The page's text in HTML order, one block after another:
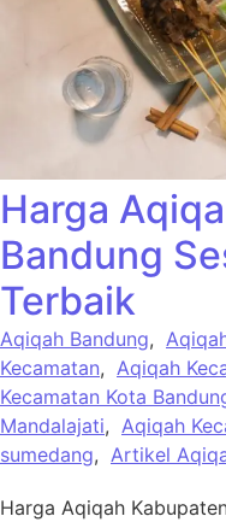
Harga
Bandung
Terbaik
Aqiqah Bandung,
Kecamatan, Aqiqah
Kecamatan Kota
Mandalajati, Aqiqah
sumedang, Artikel
Harga Aqiqah